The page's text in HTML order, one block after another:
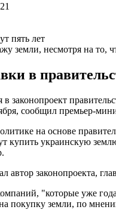
земли, несмотря на то,
в
законопроект
сообщил премьер-
на основе
купить украинскую
автор законопроекта,
"которые уже
покупку земли, по